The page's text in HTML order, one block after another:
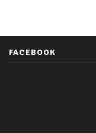
FACEBOOK